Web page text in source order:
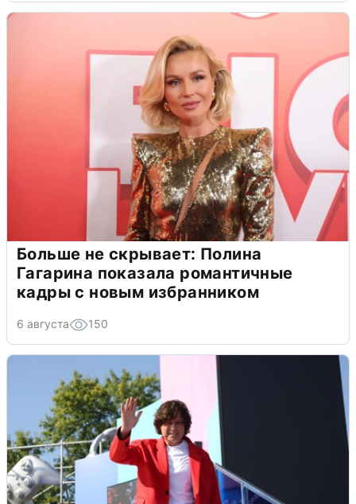
Больше не скрывает: Полина
Гагарина показала романтичные
кадры с новым избранником
6 августа 150